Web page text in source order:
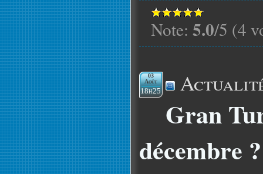
Note: 5.0/5 (4
03
Août
18h25
Gran
décembre ?